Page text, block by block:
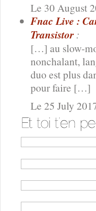
Le 30 August
Fnac Live :
Transistor :
[…] au slow-
nonchalant,
duo est plus
pour faire […]
Le 25 July